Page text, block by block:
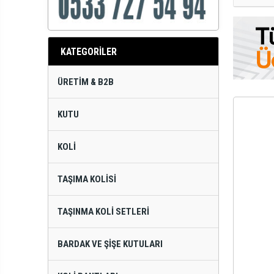
KATEGORİLER
ÜRETIM & B2B
KUTU
KOLI
TAŞIMA KOLISI
TAŞINMA KOLI SETLERI
BARDAK VE ŞIŞE KUTULARI